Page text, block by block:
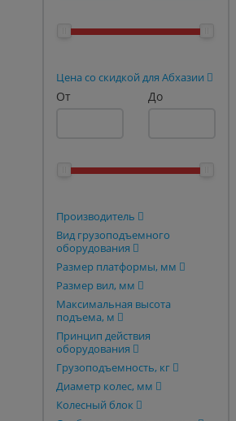
Опалубка
Тачки
Лестницы и
Штукатурные
Сварочные
Цена со скидкой для Абхазии
От До
Производитель
Вид грузоподъемного
оборудования
Размер платформы, мм
Размер вил, мм
Максимальная высота
подъема, м
Принцип действия
оборудования
Грузоподъемность, кг
Диаметр колес, мм
Колесный блок